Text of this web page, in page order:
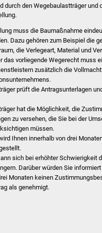
Soziale
Kirchen
Lokale Agenda
Jugendhaus
Fachteam Jugend
Kinder- und
Stadtwerke
durch den Wegebaulastträger und
muss die Baumaßnahme
Dazu gehören zum Beispiel die
die Verlegeart, Material und
das vorliegende Wegerecht muss
zusätzlich die
prüft die Antragsunterlagen
hat die Möglichkeit, die
zu versehen, die Sie bei der
müssen.
Ihnen innerhalb von drei
sich bei erhöhter Schwierigkeit
Darüber würden Sie
Monaten keinen
als genehmigt.